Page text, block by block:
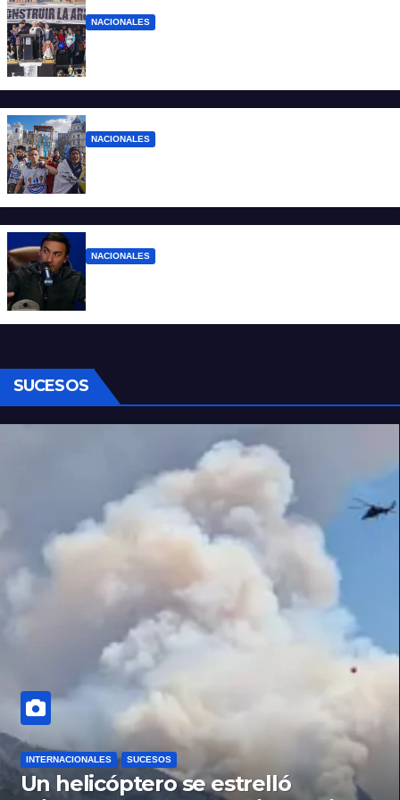
NACIONALES
NACIONALES
NACIONALES
SUCESOS
INTERNACIONALES SUCESOS
Un helicóptero se estrelló